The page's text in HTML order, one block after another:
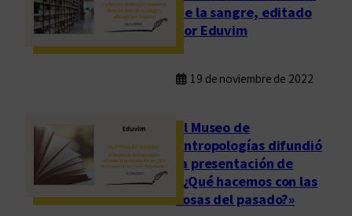
de la sangre, editado
por Eduvim
19 de noviembre de 2022
El Museo de
Antropologías difundió
la presentación de
«¿Qué hacemos con las
cosas del pasado?»